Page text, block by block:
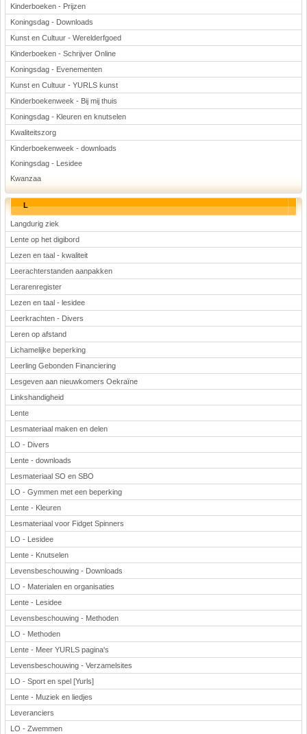
Kinderboeken - Prijzen
Koningsdag - Downloads
Kunst en Cultuur - Werelderfgoed
Kinderboeken - Schrijver Online
Koningsdag - Evenementen
Kunst en Cultuur - YURLS kunst
Kinderboekenweek - Bij mij thuis
Koningsdag - Kleuren en knutselen
Kwaliteitszorg
Kinderboekenweek - downloads
Koningsdag - Lesidee
Kwanzaa
L
Langdurig ziek
Lente op het digibord
Lezen en taal - kwaliteit
Leerachterstanden aanpakken
Lerarenregister
Lezen en taal - lesidee
Leerkrachten - Divers
Leren op afstand
Lichamelijke beperking
Leerling Gebonden Financiering
Lesgeven aan nieuwkomers Oekraïne
Linkshandigheid
Lente
Lesmateriaal maken en delen
LO - Divers
Lente - downloads
Lesmateriaal SO en SBO
LO - Gymmen met een beperking
Lente - Kleuren
Lesmateriaal voor Fidget Spinners
LO - Lesidee
Lente - Knutselen
Levensbeschouwing - Downloads
LO - Materialen en organisaties
Lente - Lesidee
Levensbeschouwing - Methoden
LO - Methoden
Lente - Meer YURLS pagina's
Levensbeschouwing - Verzamelsites
LO - Sport en spel [Yurls]
Lente - Muziek en liedjes
Leveranciers
LO - Zwemmen